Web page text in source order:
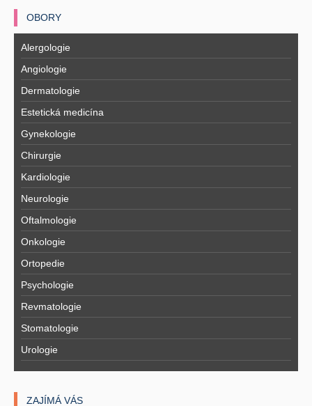
OBORY
Alergologie
Angiologie
Dermatologie
Estetická medicína
Gynekologie
Chirurgie
Kardiologie
Neurologie
Oftalmologie
Onkologie
Ortopedie
Psychologie
Revmatologie
Stomatologie
Urologie
ZAJÍMÁ VÁS